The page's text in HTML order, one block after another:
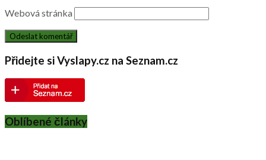
Webová stránka
Přidejte si Vyslapy.cz na Seznam.cz
Oblíbené články